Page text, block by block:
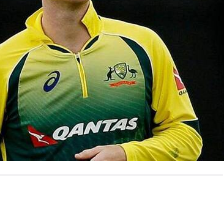
स्मिथ का अब दोबारा से टीम का कप्तान
के चेयरमैन अर्ल एडिंग्स ने यह स्पष्ट किया है
भी हैं जो कप्तानी कर सकते हैं- एडिंग्स
संभाल रहे थे तो अच्छे कप्तान थे, लेकिन अब यह
मेग लैनिंग, आरोन फिंच और टिम पेन के रूप में तीन
जो सबसे अच्छा है उस बारे में होना चाहिए।"